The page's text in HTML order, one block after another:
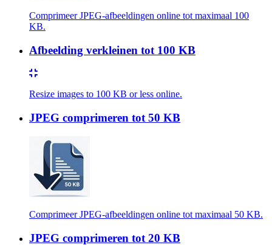
Comprimeer JPEG-afbeeldingen online tot maximaal 100
KB.
Afbeelding verkleinen tot 100 KB
Resize images to 100 KB or less online.
JPEG comprimeren tot 50 KB
Comprimeer JPEG-afbeeldingen online tot maximaal 50 KB.
JPEG comprimeren tot 20 KB